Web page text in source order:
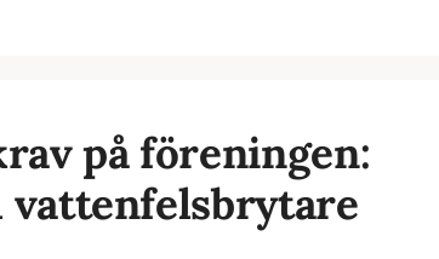
på föreningen: